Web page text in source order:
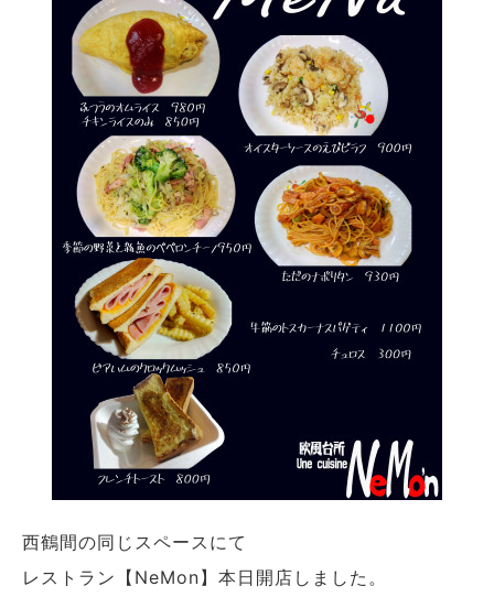
西鶴間の同じスペースにて
レストラン【NeMon】本日開店しました。